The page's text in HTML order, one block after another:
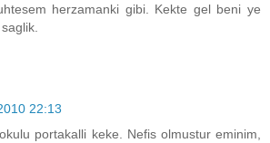
herzamanki gibi. Kekte gel beni ye
22:13
portakalli keke. Nefis olmustur eminim,